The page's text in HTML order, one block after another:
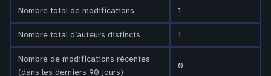
Nombre total de modifications 1
Nombre total d’auteurs distincts 1
Nombre de modifications récentes
(dans les derniers 90 jours)
0